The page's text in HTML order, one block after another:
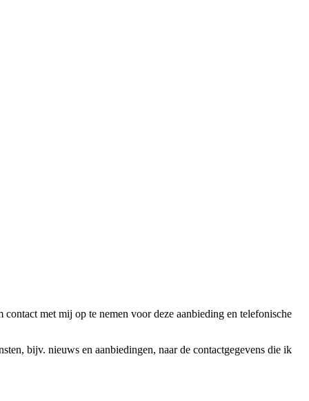
met mij op te nemen voor deze aanbieding en telefonische
bijv. nieuws en aanbiedingen, naar de contactgegevens die ik